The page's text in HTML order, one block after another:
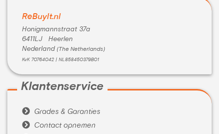
ReBuyIt.nl
Honigmannstraat 37a
6411LJ Heerlen
Nederland (The Netherlands)
KvK 70764042 | NL858450379B01
Klantenservice
 Grades & Garanties
 Contact opnemen